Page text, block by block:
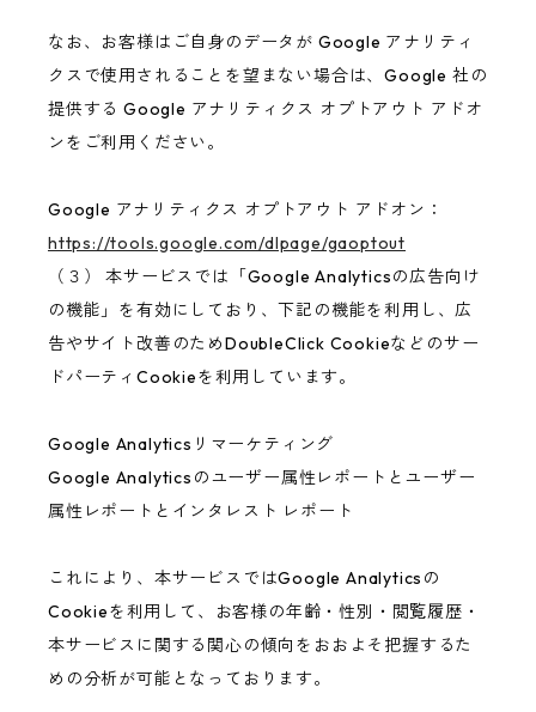
なお、お客様はご自身のデータが Google アナリティ
クスで使用されることを望まない場合は、Google 社の
提供する Google アナリティクス オプトアウト アドオ
ンをご利用ください。
Google アナリティクス オプトアウト アドオン：
https://tools.google.com/dlpage/gaoptout
（３） 本サービスでは「Google Analyticsの広告向け
の機能」を有効にしており、下記の機能を利用し、広
告やサイト改善のためDoubleClick Cookieなどのサー
ドパーティCookieを利用しています。
Google Analyticsリマーケティング
Google Analyticsのユーザー属性レポートとユーザー
属性レポートとインタレスト レポート
これにより、本サービスではGoogle Analyticsの
Cookieを利用して、お客様の年齢・性別・閲覧履歴・
本サービスに関する関心の傾向をおおよそ把握するた
めの分析が可能となっております。